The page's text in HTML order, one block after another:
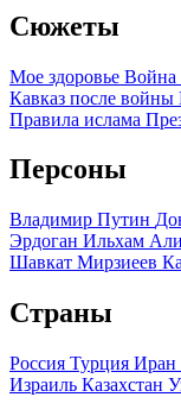
Сюжеты
Мое здоровье Война
Кавказ после войны
Правила ислама
Персоны
Владимир Путин
Эрдоган Ильхам
Шавкат Мирзиеев
Страны
Россия Турция Иран
Израиль Казахстан